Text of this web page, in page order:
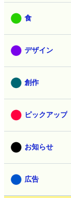
食
デザイン
創作
ピックアップ
お知らせ
広告